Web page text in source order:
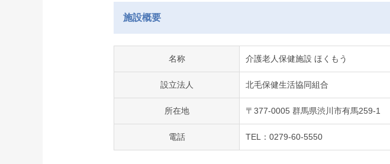
施設概要
名称 介護老人保健施設 ほくもう
設立法人 北毛保健生活協同組合
所在地 〒377-0005 群馬県渋川市有馬259-1
電話 TEL：0279-60-5550